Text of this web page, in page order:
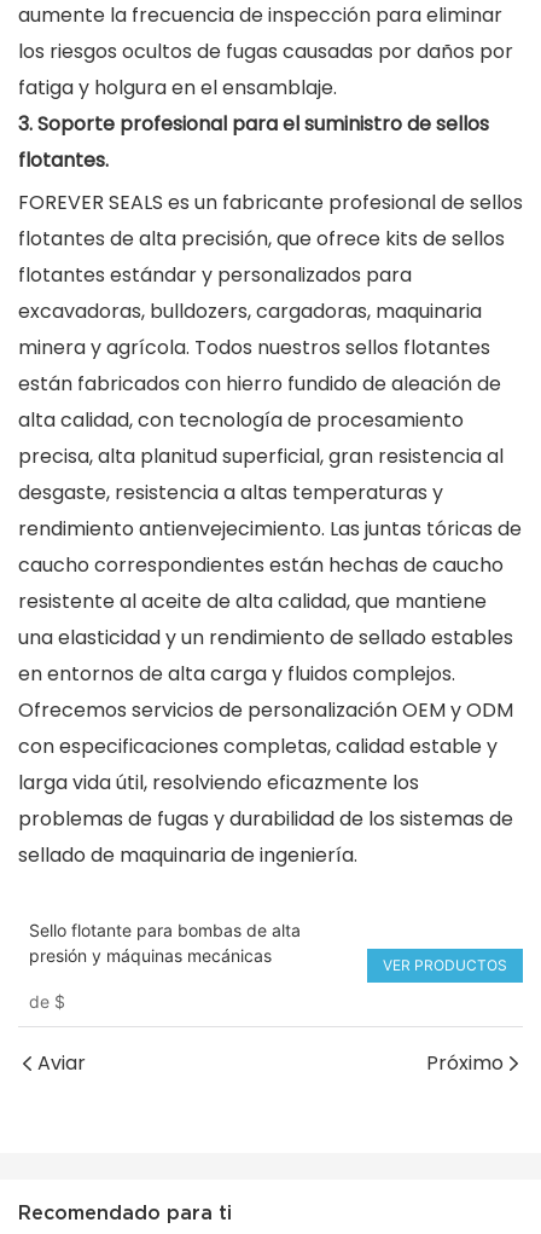
aumente la frecuencia de inspección para eliminar
los riesgos ocultos de fugas causadas por daños por
fatiga y holgura en el ensamblaje.
3. Soporte profesional para el suministro de sellos
flotantes.
FOREVER SEALS es un fabricante profesional de sellos
flotantes de alta precisión, que ofrece kits de sellos
flotantes estándar y personalizados para
excavadoras, bulldozers, cargadoras, maquinaria
minera y agrícola. Todos nuestros sellos flotantes
están fabricados con hierro fundido de aleación de
alta calidad, con tecnología de procesamiento
precisa, alta planitud superficial, gran resistencia al
desgaste, resistencia a altas temperaturas y
rendimiento antienvejecimiento. Las juntas tóricas de
caucho correspondientes están hechas de caucho
resistente al aceite de alta calidad, que mantiene
una elasticidad y un rendimiento de sellado estables
en entornos de alta carga y fluidos complejos.
Ofrecemos servicios de personalización OEM y ODM
con especificaciones completas, calidad estable y
larga vida útil, resolviendo eficazmente los
problemas de fugas y durabilidad de los sistemas de
sellado de maquinaria de ingeniería.
Sello flotante para bombas de alta
presión y máquinas mecánicas
de $
VER PRODUCTOS
Aviar Próximo
Recomendado para ti